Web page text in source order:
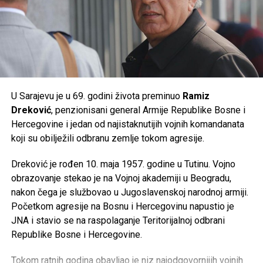
Share
Share
U Sarajevu je u 69. godini života preminuo Ramiz
Dreković, penzionisani general Armije Republike Bosne i
Hercegovine i jedan od najistaknutijih vojnih komandanata
koji su obilježili odbranu zemlje tokom agresije.
Dreković je rođen 10. maja 1957. godine u Tutinu. Vojno
obrazovanje stekao je na Vojnoj akademiji u Beogradu,
nakon čega je službovao u Jugoslavenskoj narodnoj armiji.
Početkom agresije na Bosnu i Hercegovinu napustio je
JNA i stavio se na raspolaganje Teritorijalnoj odbrani
Republike Bosne i Hercegovine.
Tokom ratnih godina obavljao je niz najodgovornijih vojnih